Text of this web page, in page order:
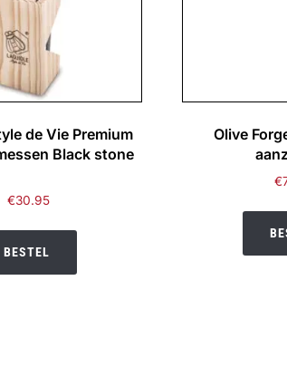
de Vie Premium
Black stone
€30.95
BESTEL
Olive
€